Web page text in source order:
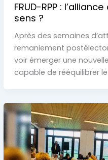
FRUD-RPP :
sens ?
Après des semaines
remaniement
voir émerger une
capable de rééquilibrer le